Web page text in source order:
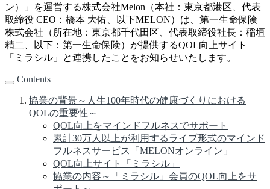
ン）」を運営する株式会社Melon（本社：東京都港区、代表
取締役 CEO：橋本 大佑、以下MELON）は、第一生命保険
株式会社（所在地：東京都千代田区、代表取締役社長：稲垣
精二、以下：第一生命保険）が提供するQOL向上サイト
「ミラシル」と連携したことをお知らせいたします。
Contents
協業の背景～人生100年時代の健康づくりにおける
QOLの重要性～
QOL向上をマインドフルネスでサポート
累計30万人以上が利用するライブ形式のマインド
フルネスサービス「MELONオンライン」
QOL向上サイト「ミラシル」
協業の内容～「ミラシル」会員のQOL向上をサ